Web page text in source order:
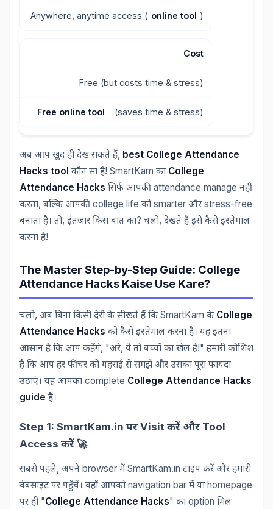
Anywhere, anytime access ( online tool )
Cost
Free (but costs time & stress)
Free online tool (saves time & stress)
अब आप खुद ही देख सकते हैं, best College Attendance
Hacks tool कौन सा है! SmartKam का College
Attendance Hacks सिर्फ आपकी attendance manage नहीं
करता, बल्कि आपकी college life को smarter और stress-free
बनाता है। तो, इंतजार किस बात का? चलो, देखते हैं इसे कैसे इस्तेमाल
करना है!
The Master Step-by-Step Guide: College
Attendance Hacks Kaise Use Kare?
चलो, अब बिना किसी देरी के सीखते हैं कि SmartKam के College
Attendance Hacks को कैसे इस्तेमाल करना है। यह इतना
आसान है कि आप कहेंगे, "अरे, ये तो बच्चों का खेल है!" हमारी कोशिश
है कि आप हर फीचर को गहराई से समझें और उसका पूरा फायदा
उठाएं। यह आपका complete College Attendance Hacks
guide है।
Step 1: SmartKam.in पर Visit करें और Tool
Access करें 🚀
सबसे पहले, अपने browser में SmartKam.in टाइप करें और हमारी
वेबसाइट पर पहुँचें। वहाँ आपको navigation bar में या homepage
पर ही "College Attendance Hacks" का option मिल